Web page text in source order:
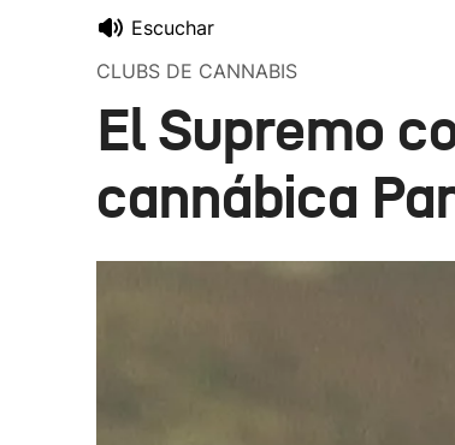
Escuchar
CLUBS DE CANNABIS
El Supremo
cannábica